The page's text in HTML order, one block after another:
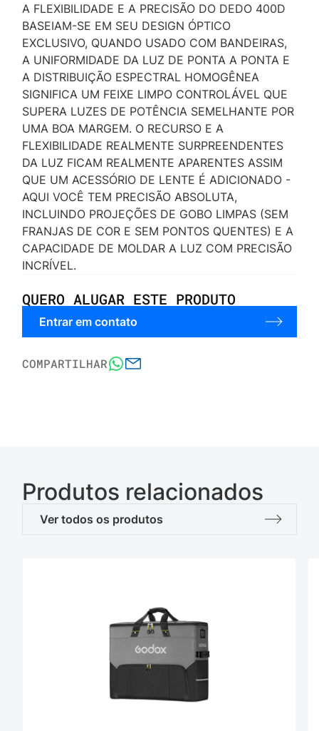
A FLEXIBILIDADE E A PRECISÃO DO DEDO 400D
BASEIAM-SE EM SEU DESIGN ÓPTICO
EXCLUSIVO, QUANDO USADO COM BANDEIRAS,
A UNIFORMIDADE DA LUZ DE PONTA A PONTA E
A DISTRIBUIÇÃO ESPECTRAL HOMOGÊNEA
SIGNIFICA UM FEIXE LIMPO CONTROLÁVEL QUE
SUPERA LUZES DE POTÊNCIA SEMELHANTE POR
UMA BOA MARGEM. O RECURSO E A
FLEXIBILIDADE REALMENTE SURPREENDENTES
DA LUZ FICAM REALMENTE APARENTES ASSIM
QUE UM ACESSÓRIO DE LENTE É ADICIONADO -
AQUI VOCÊ TEM PRECISÃO ABSOLUTA,
INCLUINDO PROJEÇÕES DE GOBO LIMPAS (SEM
FRANJAS DE COR E SEM PONTOS QUENTES) E A
CAPACIDADE DE MOLDAR A LUZ COM PRECISÃO
INCRÍVEL.
QUERO ALUGAR ESTE PRODUTO
Entrar em contato
COMPARTILHAR
Produtos relacionados
Ver todos os produtos